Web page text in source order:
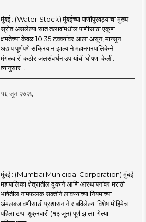
मुंबई : (Water Stock) मुंबईच्या पाणीपुरवठ्याचा मुख्य
स्रोत असलेल्या सात तलावांमधील पाणीसाठा एकूण
क्षमतेच्या केवळ 10.35 टक्क्यांवर आला असून, मान्सून
अद्याप पूर्णपणे सक्रिय न झाल्याने महानगरपालिकेने
मंगळवारी कठोर जलसंवर्धन उपायांची घोषणा केली.
त्यानुसार ..
१६ जून २०२६
मुंबई : (Mumbai Municipal Corporation) मुंबई
महापालिका क्षेत्रातील दुकाने आणि आस्थापनांवर मराठी
भाषेतील नामफलक सक्तीने लावण्याच्या नियमाच्या
अंमलबजावणीसाठी प्रशासनाने राबविलेल्या विशेष मोहिमेचा
पहिला टप्पा शुक्रवारी (१३ जून) पूर्ण झाला. गेल्या